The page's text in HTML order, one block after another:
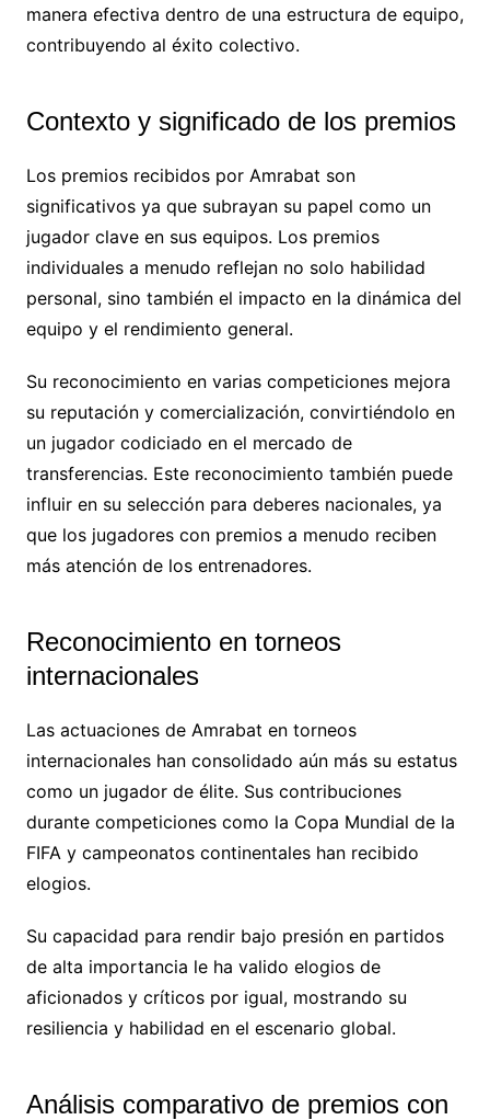
manera efectiva dentro de una estructura de equipo,
contribuyendo al éxito colectivo.
Contexto y significado de los premios
Los premios recibidos por Amrabat son
significativos ya que subrayan su papel como un
jugador clave en sus equipos. Los premios
individuales a menudo reflejan no solo habilidad
personal, sino también el impacto en la dinámica del
equipo y el rendimiento general.
Su reconocimiento en varias competiciones mejora
su reputación y comercialización, convirtiéndolo en
un jugador codiciado en el mercado de
transferencias. Este reconocimiento también puede
influir en su selección para deberes nacionales, ya
que los jugadores con premios a menudo reciben
más atención de los entrenadores.
Reconocimiento en torneos
internacionales
Las actuaciones de Amrabat en torneos
internacionales han consolidado aún más su estatus
como un jugador de élite. Sus contribuciones
durante competiciones como la Copa Mundial de la
FIFA y campeonatos continentales han recibido
elogios.
Su capacidad para rendir bajo presión en partidos
de alta importancia le ha valido elogios de
aficionados y críticos por igual, mostrando su
resiliencia y habilidad en el escenario global.
Análisis comparativo de premios con